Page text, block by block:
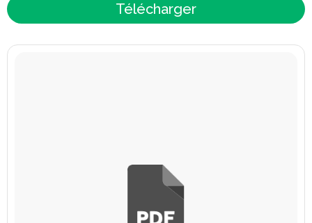
Télécharger